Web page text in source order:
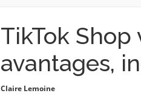
TikTok
avantages,
Claire Lemoine